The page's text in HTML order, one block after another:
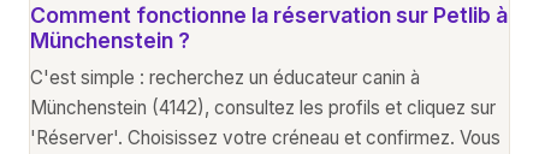
Comment fonctionne la réservation sur Petlib à
Münchenstein ?
C'est simple : recherchez un éducateur canin à
Münchenstein (4142), consultez les profils et cliquez sur
'Réserver'. Choisissez votre créneau et confirmez. Vous